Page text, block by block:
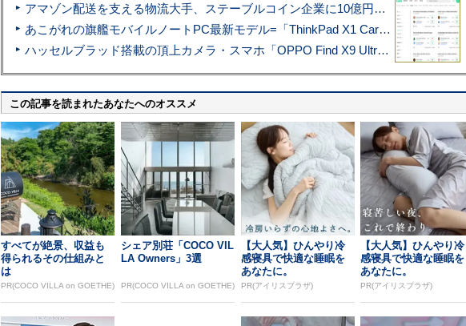
アマゾン配送を支える物流大手、ステーブルコイン企業に10億円投資のワケ
あこがれの旗艦モバイルノートPC最新モデル=「ThinkPad X1 Carbon Gen 14 Aura Edition」実機レビュー
ハッセルブラッド搭載の頂上カメラ・スマホ「OPPO Find X9 Ultra」実写レビュー=プロが本気で徹底撮影しました!!
この記事を読まれたあなたへのオススメ
すべてが絶景、収益も
得られるその仕組みと
は
PR(COCO VILLA on GOETHE)
シェア別荘「COCO VIL
LA Owners」3選
PR(COCO VILLA on GOETHE)
【大人気】ひんやり冷
感寝具で快適な睡眠を
あなたに。
PR(アイリスプラザ)
【大人気】ひんやり冷
感寝具で快適な睡眠を
あなたに。
PR(アイリスプラザ)